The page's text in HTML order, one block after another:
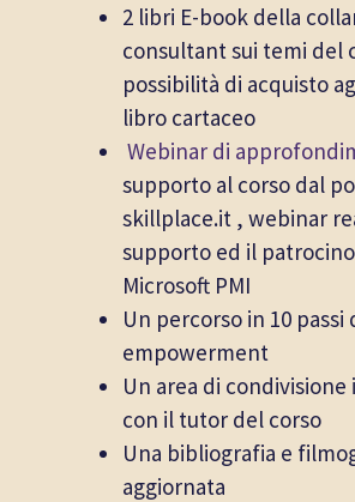
2 libri E-book della
consultant sui temi del
possibilità di acquisto
libro cartaceo
Webinar di
supporto al corso dal
skillplace.it , webinar
supporto ed il
Microsoft PMI
Un percorso in 10 passi
empowerment
Un area di
con il tutor del corso
Una bibliografia e
aggiornata